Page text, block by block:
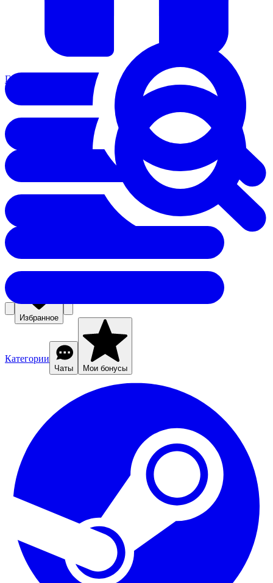
Избранное
Главная
Категории
Чаты Мои бонусы